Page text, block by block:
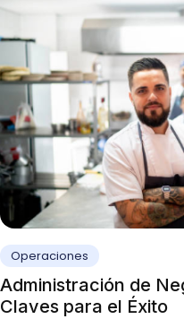
Operaciones
Administración de
Claves para el Éxito